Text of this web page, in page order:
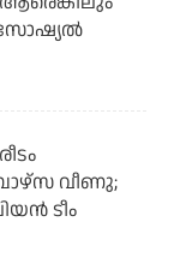
വീണു;
ടീം